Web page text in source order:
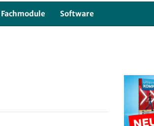
Fachmodule Software